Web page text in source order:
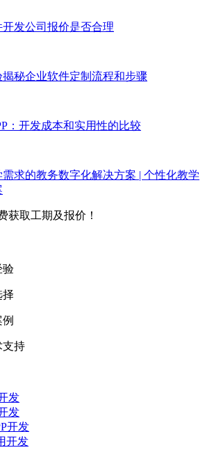
发公司报价是否合理
揭秘企业软件定制流程和步骤
：开发成本和实用性的比较
求的教务数字化解决方案 | 个性化教学
获取工期及报价！
验
择
支持
发
发
开发
开发